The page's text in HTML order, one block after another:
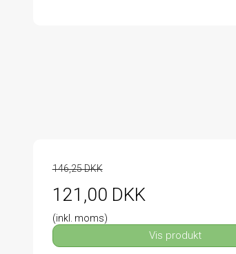
146,25 DKK
121,00 DKK
(inkl. moms)
Vis produkt